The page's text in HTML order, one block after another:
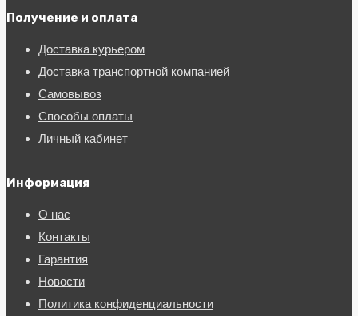
Получение и оплата
Доставка курьером
Доставка транспортной компанией
Самовывоз
Способы оплаты
Личный кабинет
Информация
О нас
Контакты
Гарантия
Новости
Политика конфиденциальности